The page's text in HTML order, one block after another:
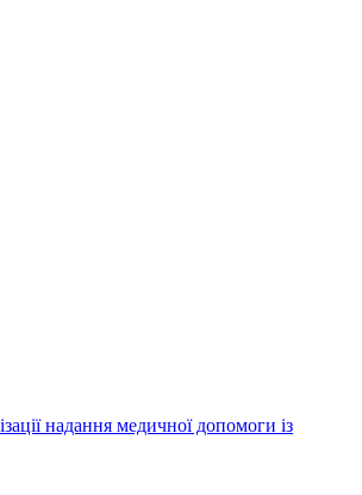
надання медичної допомоги із